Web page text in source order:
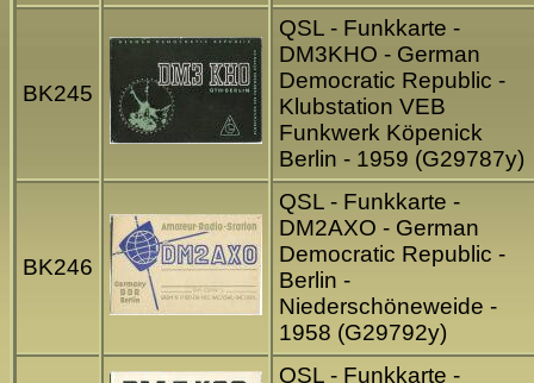
BK245
QSL - Funkkarte -
DM3KHO - German
Democratic Republic -
Klubstation VEB
Funkwerk Köpenick
Berlin - 1959 (G29787y)
BK246
QSL - Funkkarte -
DM2AXO - German
Democratic Republic -
Berlin -
Niederschöneweide -
1958 (G29792y)
QSL - Funkkarte -